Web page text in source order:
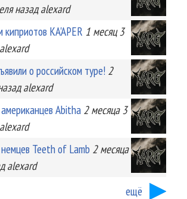
назад alexard
KA'APER 1 месяц 3
alexard
о российском туре! 2
alexard
Abitha 2 месяца 3
alexard
Teeth of Lamb 2 месяца
alexard
ещё